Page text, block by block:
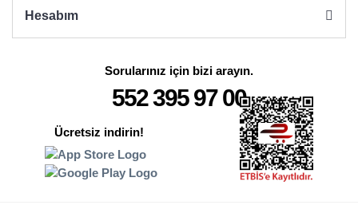
Hesabım
Sorularınız için bizi arayın.
552 395 97 00
Ücretsiz indirin!